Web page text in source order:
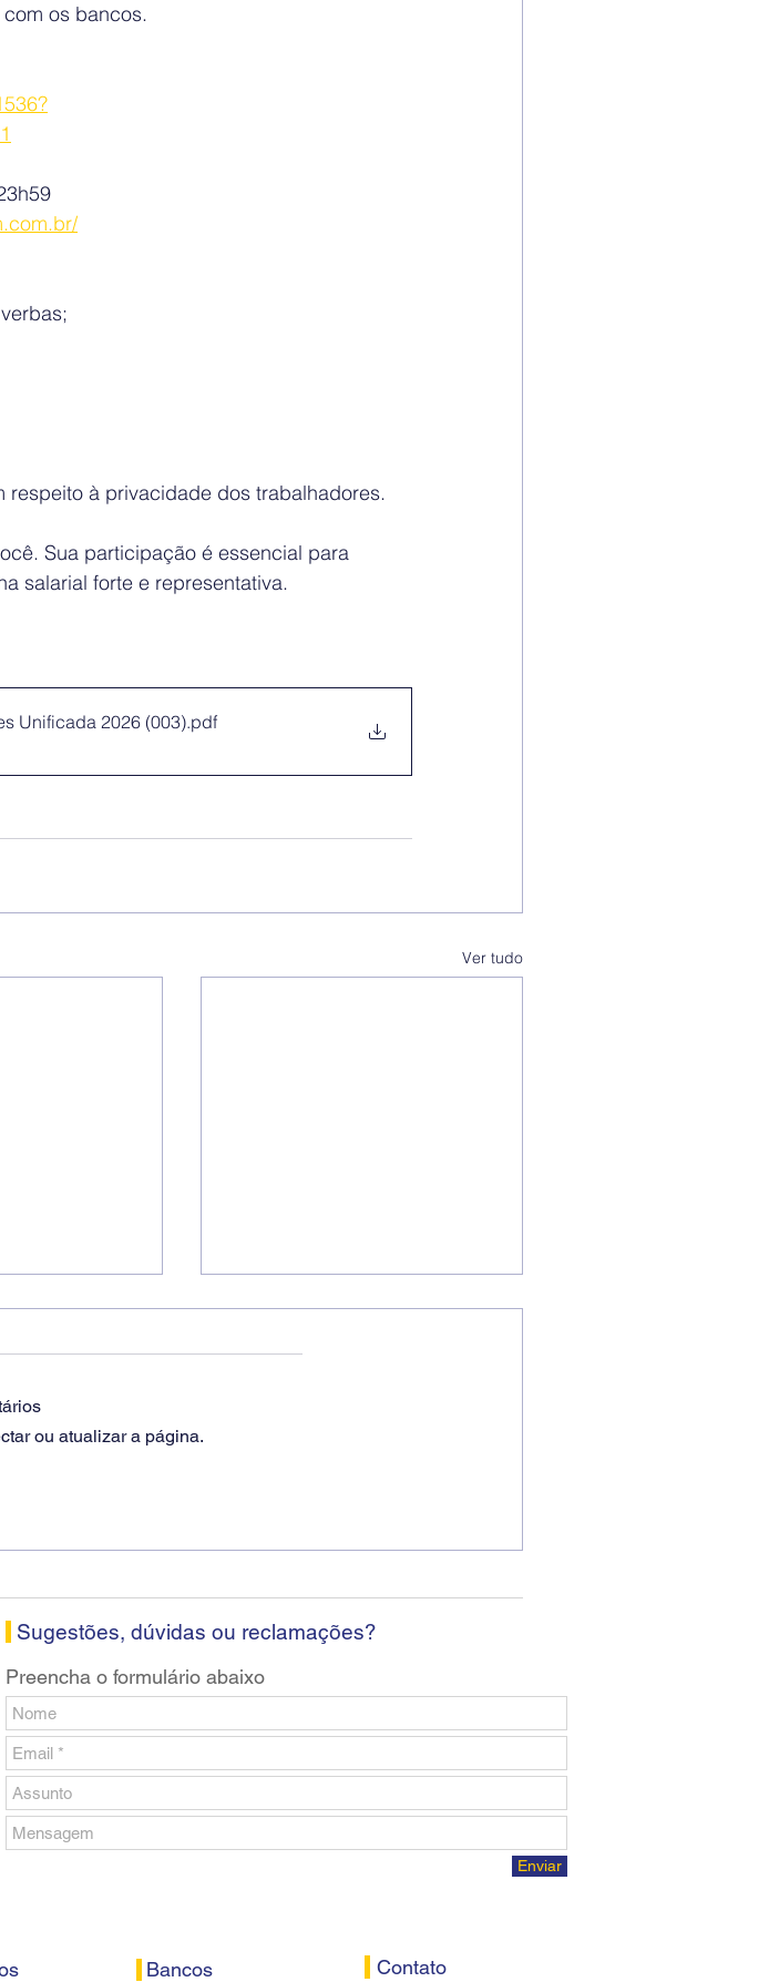
os bancos.
à privacidade dos trabalhadores.
Sua participação é essencial para
salarial forte e representativa.
Unificada 2026 (003).pdf
Ver tudo
Sorocaba
do
ou atualizar a página.
Sugestões, dúvidas ou reclamações?
Preencha o formulário abaixo
Enviar
Bancos Contato